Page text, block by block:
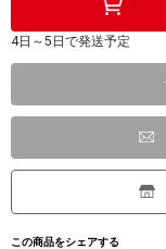
4日～5日で発送予定
この商品をシェアする